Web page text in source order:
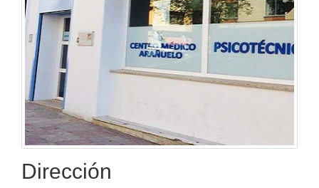
Dirección